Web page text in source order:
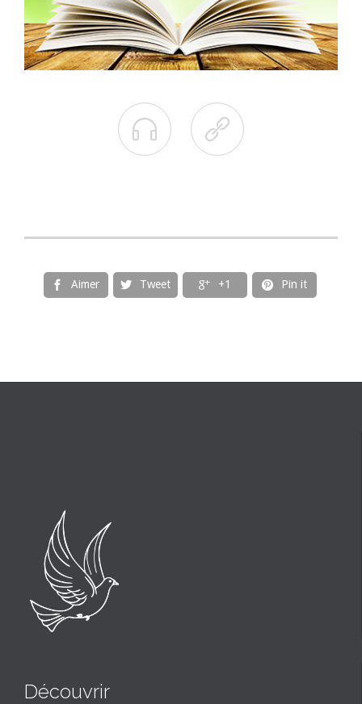
 
 Aimer  Tweet  +1  Pin it
Découvrir